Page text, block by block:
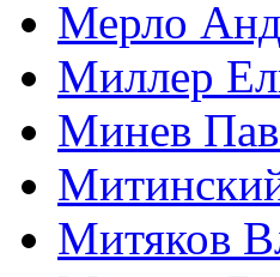
Мерло
Миллер
Минев
Митяков